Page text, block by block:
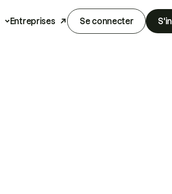
Entreprises Se connecter